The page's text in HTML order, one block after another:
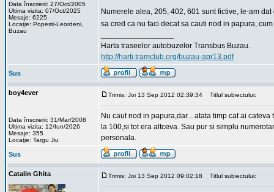
Data înscrierii: 27/Oct/2005
Ultima vizita: 07/Oct/2025
Mesaje: 6225
Locaţie: Popesti-Leordeni,
Buzau
Numerele alea, 205, 402, 601 sunt fictive, le-am
sa cred ca nu faci decat sa cauti nod in papura,
Harta traseelor autobuzelor Transbus Buzau.
http://harti.tramclub.org/buzau-apr13.pdf
Sus
boy4ever
Data înscrierii: 31/Mar/2008
Ultima vizita: 12/Iun/2026
Mesaje: 355
Locaţie: Targu Jiu
Trimis: Joi 13 Sep 2012 02:39:34 Titlul subiectului:
Nu caut nod in papura,dar... atata timp cat ai
la 100,si tot era altceva. Sau pur si simplu
personala.
Sus
Catalin Ghita Trimis: Joi 13 Sep 2012 09:02:18 Titlul subiectului: